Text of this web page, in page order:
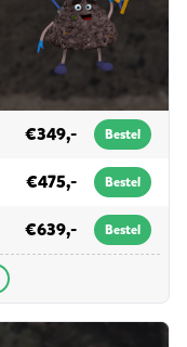
€349,- Bestel
€475,- Bestel
€639,- Bestel